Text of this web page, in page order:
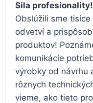
Sila profesionality!
Obslúžili sme
odvetví a
produktov!
komunikácie
výrobky od návrhu
rôznych
vieme, ako tieto